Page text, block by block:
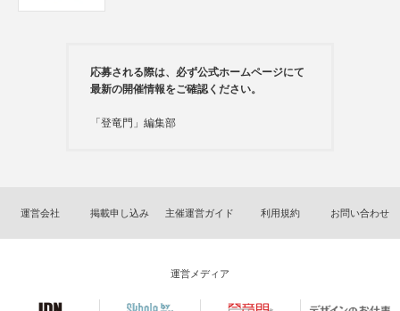
応募される際は、必ず公式ホームページにて
最新の開催情報をご確認ください。
「登竜門」編集部
運営会社 掲載申し込み 主催運営ガイド 利用規約 お問い合わせ
運営メディア